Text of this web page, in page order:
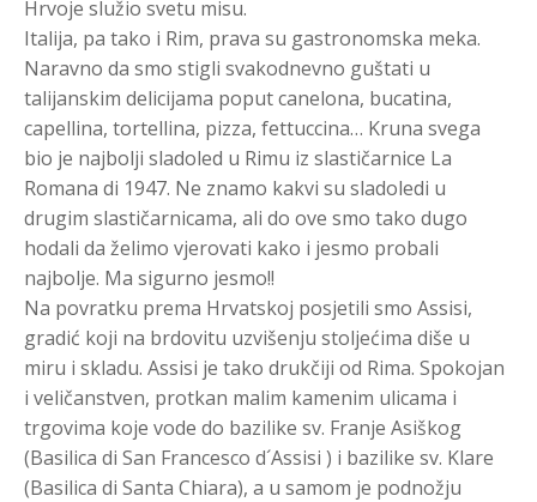
Hrvoje služio svetu misu.
Italija, pa tako i Rim, prava su gastronomska meka.
Naravno da smo stigli svakodnevno guštati u
talijanskim delicijama poput canelona, bucatina,
capellina, tortellina, pizza, fettuccina… Kruna svega
bio je najbolji sladoled u Rimu iz slastičarnice La
Romana di 1947. Ne znamo kakvi su sladoledi u
drugim slastičarnicama, ali do ove smo tako dugo
hodali da želimo vjerovati kako i jesmo probali
najbolje. Ma sigurno jesmo!!
Na povratku prema Hrvatskoj posjetili smo Assisi,
gradić koji na brdovitu uzvišenju stoljećima diše u
miru i skladu. Assisi je tako drukčiji od Rima. Spokojan
i veličanstven, protkan malim kamenim ulicama i
trgovima koje vode do bazilike sv. Franje Asiškog
(Basilica di San Francesco d´Assisi ) i bazilike sv. Klare
(Basilica di Santa Chiara), a u samom je podnožju